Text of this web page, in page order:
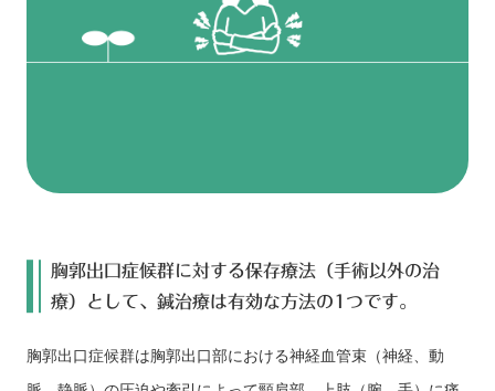
胸郭出口症候群に対する保存療法（手術以外の治
療）として、鍼治療は有効な方法の1つです。
胸郭出口症候群は胸郭出口部における神経血管束（神経、動